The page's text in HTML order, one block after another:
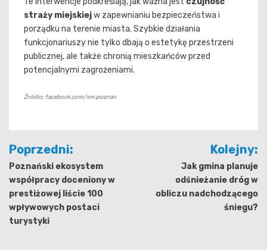
straży miejskiejw zapewnianiu bezpieczeństwa i
porządku na terenie miasta. Szybkie działania
funkcjonariuszy nie tylko dbają o estetykę przestrzeni
publicznej, ale także chronią mieszkańców przed
potencjalnymi zagrożeniami.
Źródło: facebook.com/sm.poznan
Nawigacja
wpisu
Poprzedni:
Poznański ekosystem
współpracy doceniony w
prestiżowej liście 100
wpływowych postaci
turystyki
Kolejny:
Jak gmina planuje
odśnieżanie dróg w
obliczu nadchodzącego
śniegu?